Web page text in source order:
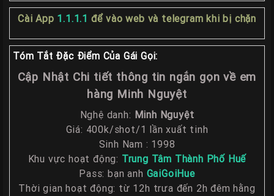
Gái
Gọi
Huế
Giá
Gái
Cài App 1.1.1.1 để vào web và telegram khi bị chặn
Tóm Tắt Đặc Điểm Của Gái Gọi:
Cập Nhật Chi tiết thông tin ngắn gọn về em
hàng Minh Nguyệt
Nghệ danh: Minh Nguyệt
Giá: 400k/shot/1 lần xuất tinh
Sinh Nam : 1998
Khu vực hoạt động: Trung Tâm Thành Phố Huế
Pass: bạn anh GaiGoiHue
Thời gian hoạt động: từ 12h trưa đến 2h đêm hằng